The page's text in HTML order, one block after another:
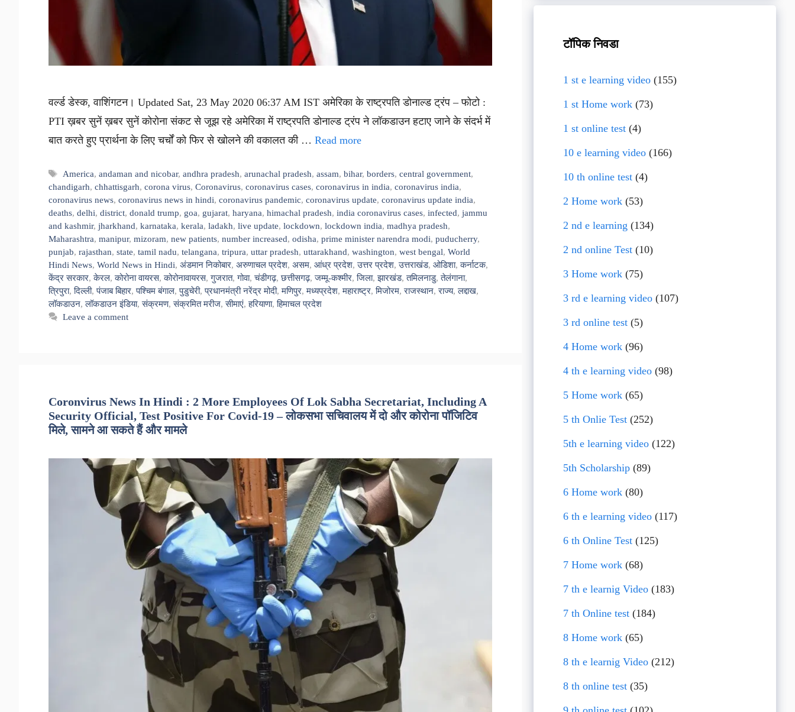
वर्ल्ड डेस्क, वाशिंगटन। Updated Sat, 23 May 2020 06:37 AM IST अमेरिका के राष्ट्रपति डोनाल्ड ट्रंप – फोटो :
PTI ख़बर सुनें ख़बर सुनें कोरोना संकट से जूझ रहे अमेरिका में राष्ट्रपति डोनाल्ड ट्रंप ने लॉकडाउन हटाए जाने के संदर्भ में
बात करते हुए प्रार्थना के लिए चर्चों को फिर से खोलने की वकालत की … Read more
Tags
America,andaman and nicobar,andhra pradesh,arunachal pradesh,assam,bihar,borders,central government,
chandigarh, chhattisgarh, corona virus, Coronavirus, coronavirus cases, coronavirus in india, coronavirus india,
coronavirus news, coronavirus news in hindi, coronavirus pandemic, coronavirus update, coronavirus update india,
deaths, delhi, district, donald trump, goa, gujarat, haryana, himachal pradesh, india coronavirus cases, infected, jammu
and kashmir, jharkhand, karnataka, kerala, ladakh, live update, lockdown, lockdown india, madhya pradesh,
Maharashtra, manipur, mizoram, new patients, number increased, odisha, prime minister narendra modi, puducherry,
punjab, rajasthan, state, tamil nadu, telangana, tripura, uttar pradesh, uttarakhand, washington, west bengal, World
Hindi News, World News in Hindi, अंडमान निकोबार, अरुणाचल प्रदेश, असम, आंध्र प्रदेश,उत्तर प्रदेश,उत्तराखंड, ओडिशा,कर्नाटक,
केंद्र सरकार,केरल,कोरोना वायरस,कोरोनावायरस,गुजरात,गोवा,चंडीगढ़,छत्तीसगढ़,जम्मू-कश्मीर,जिला,झारखंड,तमिलनाडु,तेलंगाना,
त्रिपुरा,दिल्ली,पंजाब बिहार,पश्चिम बंगाल,पुडुचेरी,प्रधानमंत्री नरेंद्र मोदी,मणिपुर,मध्यप्रदेश,महाराष्ट्र,मिजोरम,राजस्थान,राज्य,लद्दाख,
लॉकडाउन,लॉकडाउन इंडिया,संक्रमण,संक्रमित मरीज,सीमाएं,हरियाणा,हिमाचल प्रदेश
Leave a comment
Coronvirus News In Hindi : 2 More Employees Of Lok Sabha Secretariat, Including A
Security Official, Test Positive For Covid-19 – लोकसभा सचिवालय में दो और कोरोना पॉजिटिव
मिले, सामने आ सकते हैं और मामले
टॉपिक निवडा
1 st e learning video(155)
1 st Home work(73)
1 st online test(4)
10 e learning video(166)
10 th online test(4)
2 Home work(53)
2 nd e learning (134)
2 nd online Test(10)
3 Home work(75)
3 rd e learning video(107)
3 rd online test(5)
4 Home work(96)
4 th e learning video(98)
5 Home work(65)
5 th Onlie Test(252)
5th e learning video(122)
5th Scholarship(89)
6 Home work(80)
6 th e learning video(117)
6 th Online Test(125)
7 Home work(68)
7 th e learnig Video(183)
7 th Online test(184)
8 Home work(65)
8 th e learnig Video(212)
8 th online test(35)